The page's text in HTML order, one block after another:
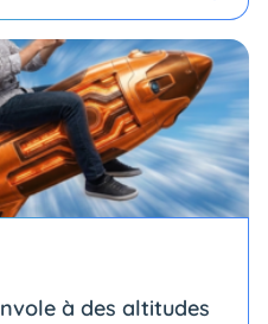
à des altitudes